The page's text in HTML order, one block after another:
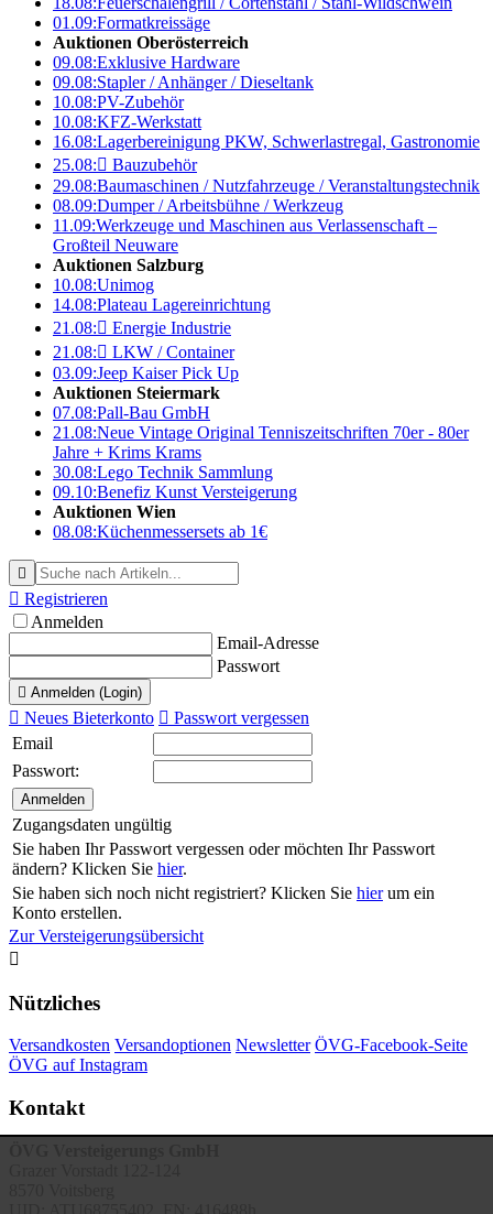
01.09:Formatkreissäge
Auktionen Oberösterreich
09.08:Exklusive Hardware
09.08:Stapler / Anhänger / Dieseltank
10.08:PV-Zubehör
10.08:KFZ-Werkstatt
16.08:Lagerbereinigung PKW, Schwerlastregal, Gastronomie
25.08: Bauzubehör
29.08:Baumaschinen / Nutzfahrzeuge / Veranstaltungstechnik
08.09:Dumper / Arbeitsbühne / Werkzeug
11.09:Werkzeuge und Maschinen aus Verlassenschaft –
Großteil Neuware
Auktionen Salzburg
10.08:Unimog
14.08:Plateau Lagereinrichtung
21.08: Energie Industrie
21.08: LKW / Container
03.09:Jeep Kaiser Pick Up
Auktionen Steiermark
07.08:Pall-Bau GmbH
21.08:Neue Vintage Original Tenniszeitschriften 70er - 80er
Jahre + Krims Krams
30.08:Lego Technik Sammlung
09.10:Benefiz Kunst Versteigerung
Auktionen Wien
08.08:Küchenmessersets ab 1€

 Registrieren
Anmelden
Email-Adresse
Passwort
 Anmelden (Login)
 Neues Bieterkonto  Passwort vergessen
Email
Passwort:
Zugangsdaten ungültig
Sie haben Ihr Passwort vergessen oder möchten Ihr Passwort
ändern? Klicken Sie hier.
Sie haben sich noch nicht registriert? Klicken Sie hierum ein
Konto erstellen.
Zur Versteigerungsübersicht

Nützliches
Versandkosten Versandoptionen Newsletter ÖVG-Facebook-Seite
ÖVG auf Instagram
Kontakt